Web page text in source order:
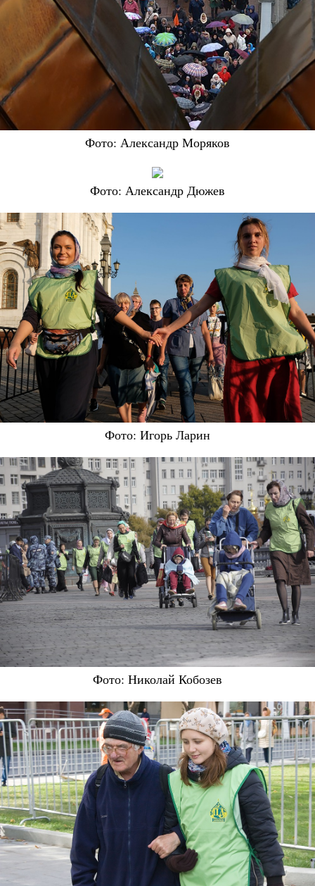
Фото: Александр Моряков
Фото: Александр Дюжев
Фото: Игорь Ларин
Фото: Николай Кобозев